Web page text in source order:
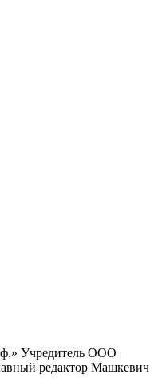
Учредитель ООО
редактор Машкевич